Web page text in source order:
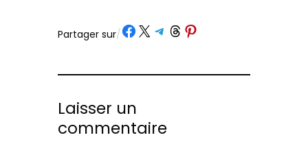
Partager sur/ Partager sur Facebook
Partager sur X Partager sur Telegram
Partager sur Threads
Partager sur Pinterest
Laisser un
commentaire